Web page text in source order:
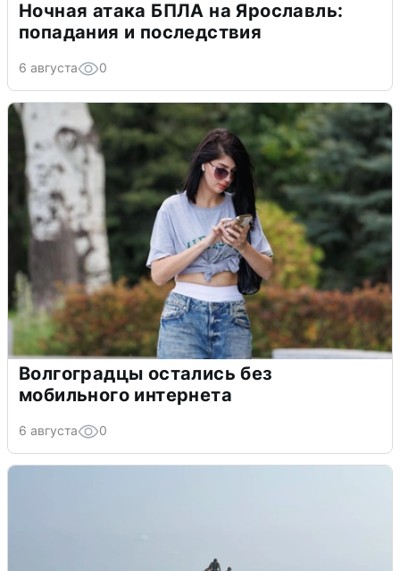
Ночная атака БПЛА на Ярославль:
попадания и последствия
6 августа 0
Волгоградцы остались без
мобильного интернета
6 августа 0